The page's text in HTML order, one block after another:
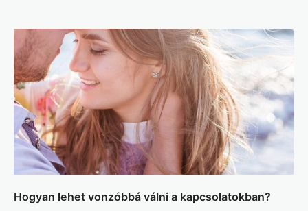
Hogyan lehet vonzóbbá válni a kapcsolatokban?